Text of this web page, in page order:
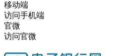
移动端
访问手机端
官微
访问官微